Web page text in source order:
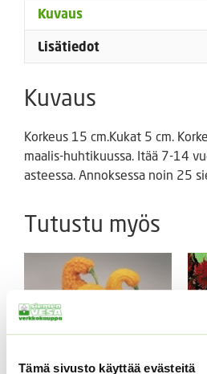
Tämä sivusto käyttää evästeitä
Kuvaus
Lisätiedot
Kuvaus
Korkeus 15 cm.Kukat 5 cm.
maalis-huhtikuussa. Itää 7-14
asteessa. Annoksessa noin 25
Tutustu myös